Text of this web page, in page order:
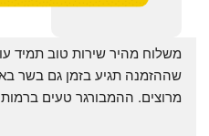
מרוצים. ההמבורגר טעים ברמות